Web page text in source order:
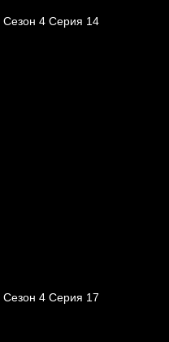
Сезон 4 Серия 14
Сезон 4 Серия 17